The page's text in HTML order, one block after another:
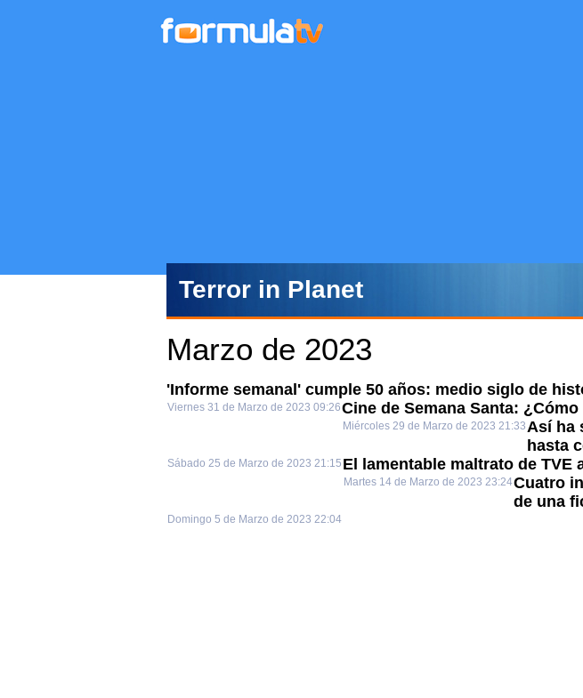
Terror in Planet
Marzo de 2023
'Informe semanal' cumple 50 años: medio siglo de
Viernes 31 de Marzo de 2023 09:26Cine de Semana Santa:
Miércoles 29 de Marzo de 2023 21:33Así ha
hasta
Sábado 25 de Marzo de 2023 21:15 El lamentable maltrato de
Martes 14 de Marzo de 2023 23:24Cuatro
de una
Domingo 5 de Marzo de 2023 22:04